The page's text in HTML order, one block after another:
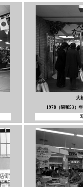
大
1978（昭和53）